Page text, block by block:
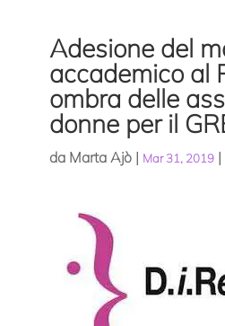
Adesione del
accademico al
ombra delle
donne per il
da Marta Ajò| Mar 31, 2019|